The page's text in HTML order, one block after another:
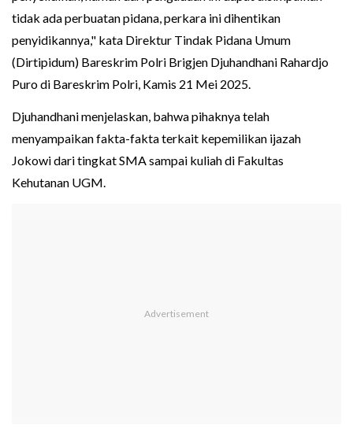
tidak ada perbuatan pidana, perkara ini dihentikan
penyidikannya," kata Direktur Tindak Pidana Umum
(Dirtipidum) Bareskrim Polri Brigjen Djuhandhani Rahardjo
Puro di Bareskrim Polri, Kamis 21 Mei 2025.
Djuhandhani menjelaskan, bahwa pihaknya telah
menyampaikan fakta-fakta terkait kepemilikan ijazah
Jokowi dari tingkat SMA sampai kuliah di Fakultas
Kehutanan UGM.